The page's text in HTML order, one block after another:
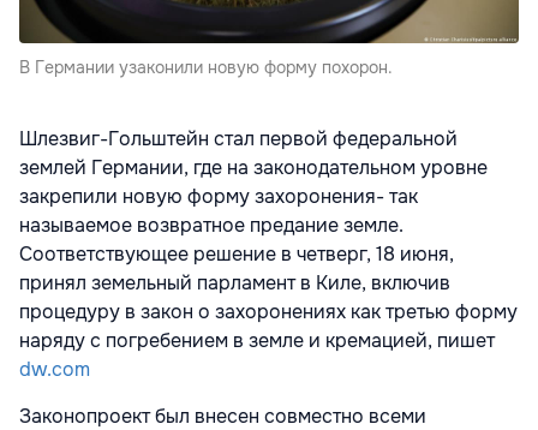
В Германии узаконили новую форму похорон.
Шлезвиг-Гольштейн стал первой федеральной
землей Германии, где на законодательном уровне
закрепили новую форму захоронения- так
называемое возвратное предание земле.
Соответствующее решение в четверг, 18 июня,
принял земельный парламент в Киле, включив
процедуру в закон о захоронениях как третью форму
наряду с погребением в земле и кремацией, пишет
dw.com
Законопроект был внесен совместно всеми